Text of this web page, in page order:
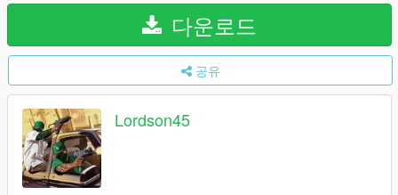
다운로드
공유
Lordson45